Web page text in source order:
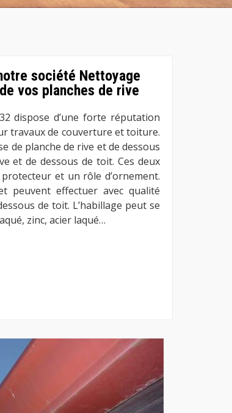
société Nettoyage
vos planches de rive
dispose d’une forte réputation
travaux de couverture et toiture.
de planche de rive et de dessous
et de dessous de toit. Ces deux
et un rôle d’ornement.
peuvent effectuer avec qualité
de toit. L’habillage peut se
zinc, acier laqué…